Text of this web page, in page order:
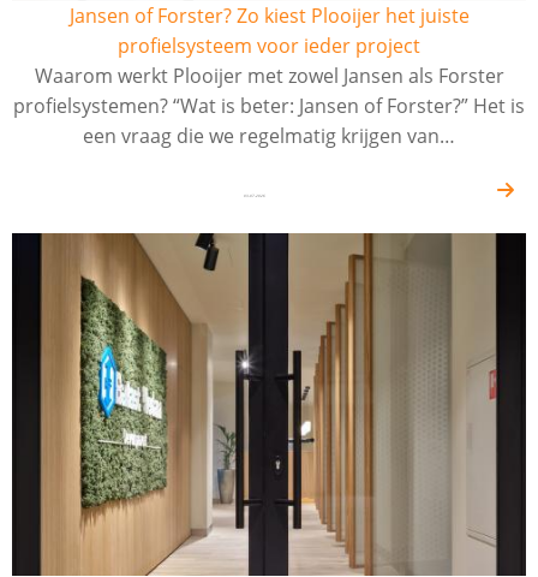
Jansen of Forster? Zo kiest Plooijer het juiste
profielsysteem voor ieder project
Waarom werkt Plooijer met zowel Jansen als Forster
profielsystemen? “Wat is beter: Jansen of Forster?” Het is
een vraag die we regelmatig krijgen van…
03-07-2026